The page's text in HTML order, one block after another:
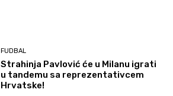
FUDBAL
Strahinja Pavlović će u Milanu igrati
u tandemu sa reprezentativcem
Hrvatske!